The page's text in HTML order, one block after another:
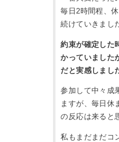
毎日2時間程、
続けていきまし
約束が確定した
かっていました
だと実感しまし
参加して中々成
ますが、毎日休
の反応は来ると
私もまだまだコ